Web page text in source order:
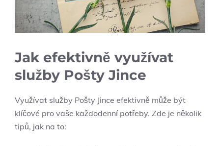
Jak efektivně využívat
služby Pošty Jince
Využívat služby Pošty Jince efektivně může být
klíčové pro vaše každodenní potřeby. Zde je několik
tipů, jak na to: